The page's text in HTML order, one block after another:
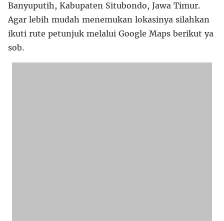
Banyuputih, Kabupaten Situbondo, Jawa Timur.
Agar lebih mudah menemukan lokasinya silahkan
ikuti rute petunjuk melalui Google Maps berikut ya
sob.